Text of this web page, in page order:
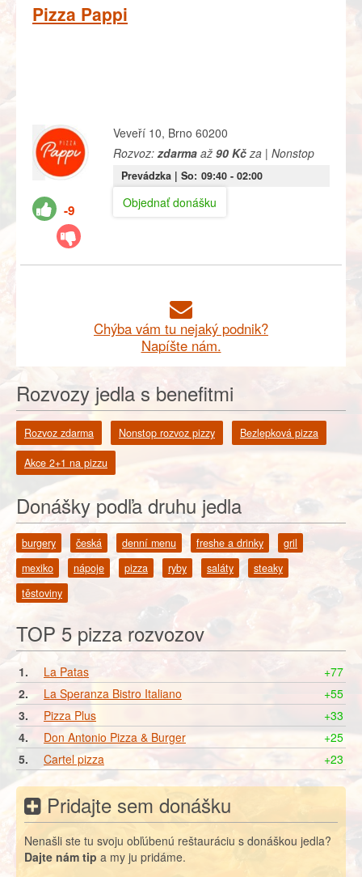
Pizza Pappi
-9
Veveří 10, Brno 60200
Rozvoz: zdarmaaž 90 Kčza | Nonstop
Prevádzka | So: 09:40- 02:00
Objednať donášku
Chýba vám tu nejaký podnik?
Napíšte nám.
Rozvozy jedla s benefitmi
Rozvoz zdarma Nonstop rozvoz pizzy Bezlepková pizza
Akce 2+1 na pizzu
Donášky podľa druhu jedla
burgery česká denní menu freshe a drinky
gril
mexiko
nápoje pizza ryby saláty
steaky
těstoviny
TOP 5 pizza rozvozov
1. La Patas
+77
2.
La Speranza Bistro Italiano
+55
3.
Pizza Plus
+33
4.
Don Antonio Pizza & Burger
+25
5.
Cartel pizza +23
Pridajte sem donášku
Nenašli ste tu svoju obľúbenú reštauráciu s donáškou jedla?
Dajte nám tip a my ju pridáme.